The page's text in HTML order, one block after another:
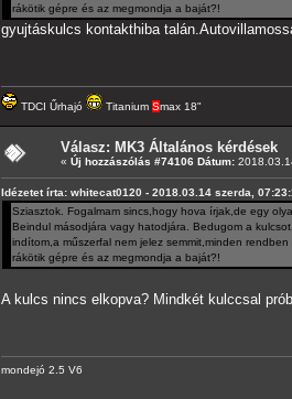
rákötik gépre és az megmondja a baját?!
gyujtáskulcs kontakthiba
TDCI Űrhajó Titanium Smax 18"
Válasz: MK3 Általános kérdések
« Új hozzászólás #74106 Dátum:
Idézetet írta: whitecat0120 - 2018.03.14 szerda,
Sziasztok. Fogalmam sincs,hogy hova írjak,de egy
Beindul másodjára vagy hatodjára. Bedugom a
indítom,a műszerfal nem jelez semmit,minden
rákötik gépre és az megmondja a baját?!
A kulcs nincs elkopva? Mindkét kulccsal
mondejó 2.5 V6